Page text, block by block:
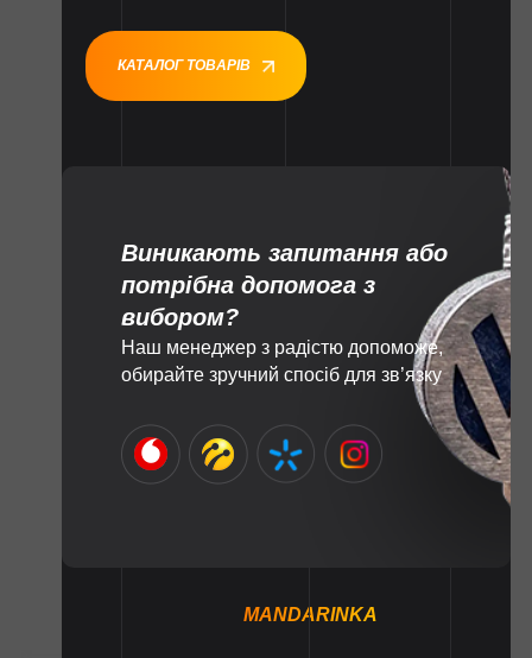
КАТАЛОГ ТОВАРІВ
Виникають запитання або
потрібна допомога з
вибором?
Наш менеджер з радістю допоможе,
обирайте зручний спосіб для зв’язку
MANDARINKA